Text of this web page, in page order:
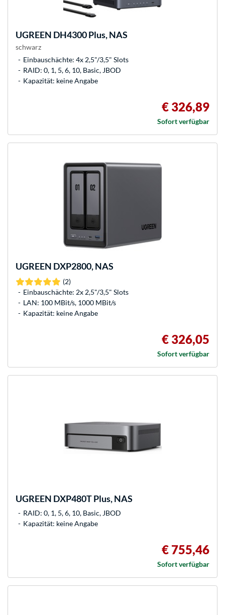
UGREEN DH4300 Plus, NAS
schwarz
Einbauschächte: 4x 2,5"/3,5" Slots
RAID: 0, 1, 5, 6, 10, Basic, JBOD
Kapazität: keine Angabe
€ 326,89
Sofort verfügbar
UGREEN DXP2800, NAS
(2)
Einbauschächte: 2x 2,5"/3,5" Slots
LAN: 100 MBit/s, 1000 MBit/s
Kapazität: keine Angabe
€ 326,05
Sofort verfügbar
UGREEN DXP480T Plus, NAS
RAID: 0, 1, 5, 6, 10, Basic, JBOD
Kapazität: keine Angabe
€ 755,46
Sofort verfügbar